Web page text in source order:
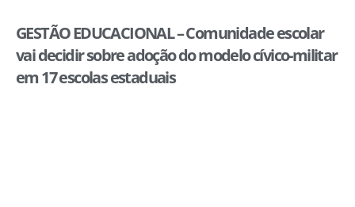
GESTÃO EDUCACIONAL – Comunidade escolar
vai decidir sobre adoção do modelo cívico-militar
em 17 escolas estaduais